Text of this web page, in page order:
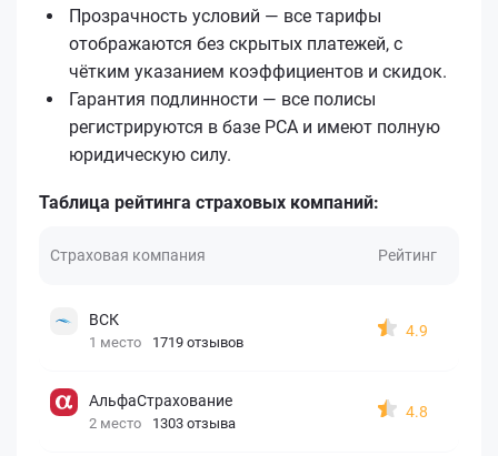
Прозрачность условий — все тарифы
отображаются без скрытых платежей, с
чётким указанием коэффициентов и скидок.
Гарантия подлинности — все полисы
регистрируются в базе РСА и имеют полную
юридическую силу.
Таблица рейтинга страховых компаний:
Страховая компания Рейтинг
ВСК
1 место 1719 отзывов
4.9
АльфаСтрахование
2 место 1303 отзыва
4.8